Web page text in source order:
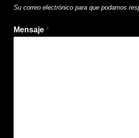
Su correo electrónico para que podamos
Mensaje *